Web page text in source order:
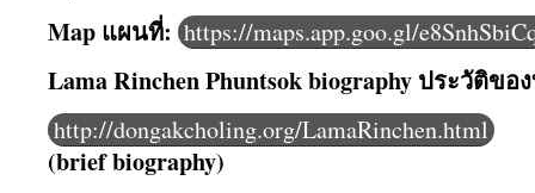
Map แผนที่: https://maps.app.goo.gl/
Lama Rinchen Phuntsok biography ประวัติ​ข
http://dongakcholing.org/LamaRinchen.html
(brief biography)